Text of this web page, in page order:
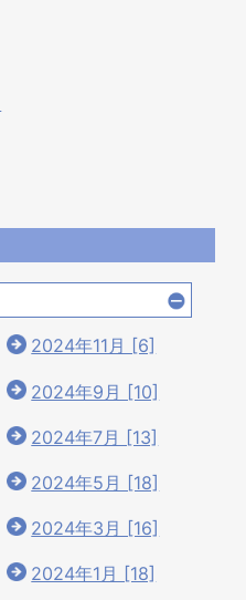
2024年11月 [6]
2024年9月 [10]
2024年7月 [13]
2024年5月 [18]
2024年3月 [16]
2024年1月 [18]